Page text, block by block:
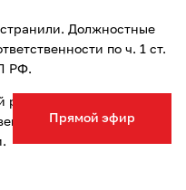
Прямой эфир
Должностные
по ч. 1 ст.
РФ.
рассказывала,
задержализа